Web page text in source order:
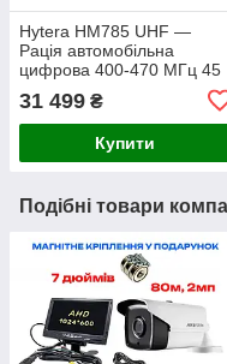
Hytera HM785 UHF —
Рація автомобільна
цифрова 400-470 МГц 45
31 499 ₴
Купити
Подібні товари